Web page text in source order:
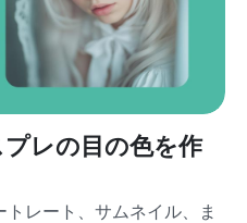
レの目の色を作
レート、サムネイル、ま